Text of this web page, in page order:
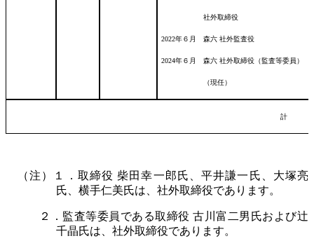
社外取締役
2022年６月 森六 社外監査役
2024年６月 森六 社外取締役（監査等委員）
（現任）
計
（注）１．取締役 柴田幸一郎氏、平井謙一氏、大塚亮
氏、横手仁美氏は、社外取締役であります。
２．監査等委員である取締役 古川富二男氏および辻
千晶氏は、社外取締役であります。